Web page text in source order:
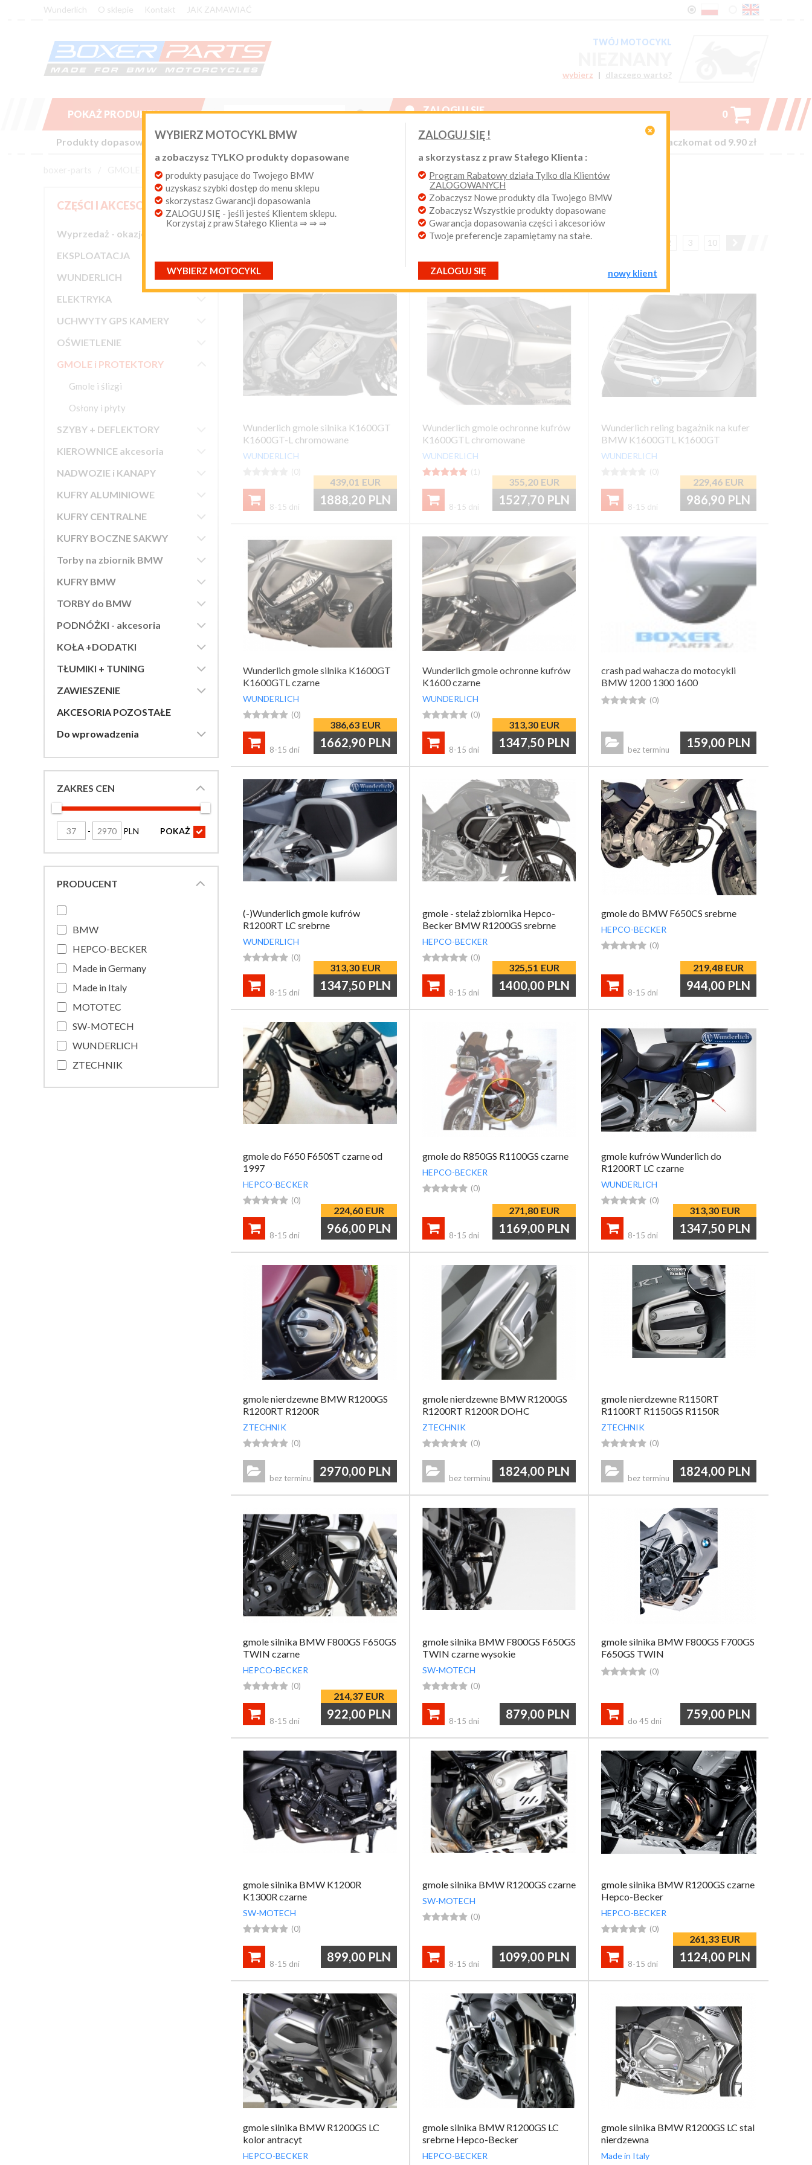
Wunderlich O sklepie Kontakt JAK ZAMAWIAĆ
TWÓJ MOTOCYKL
wybierz | dlaczego warto?

WYBIERZ MOTOCYKL BMW
a zobaczysz TYLKO produkty dopasowane
produkty pasujące do Twojego BMW
uzyskasz szybki dostęp do menu sklepu
skorzystasz Gwarancji dopasowania
ZALOGUJ SIĘ - jeśli jesteś Klientem sklepu.
Korzystaj z praw Stałego Klienta ⇒ ⇒ ⇒
WYBIERZ MOTOCYKL
ZALOGUJ SIĘ !
a skorzystasz z praw Stałego Klienta :
Program Rabatowy działa Tylko dla Klientów
ZALOGOWANYCH
Zobaczysz Nowe produkty dla Twojego BMW
Zobaczysz Wszystkie produkty dopasowane
Gwarancja dopasowania części i akcesoriów
Twoje preferencje zapamiętamy na stałe.
ZALOGUJ SIĘ nowy klient
POKAŻ PRODUKTY  
0
 ZALOGUJ SIĘ
przypomnij mi hasło nowy klient
Produkty dopasowane do Twojego motocykla BMW. Program Rabatowy po pierwszych zakupach. Od 20 lat on-line kurier Inpost i Paczkomat od 9.90 zł
GMOLE i PROTEKTORY
CZĘŚCI I AKCESORIA
Wyprzedaż - okazje cenowe
EKSPLOATACJA

WUNDERLICH
ELEKTRYKA
UCHWYTY GPS KAMERY
OŚWIETLENIE
GMOLE i PROTEKTORY
Gmole i ślizgi
Osłony i płyty
SZYBY + DEFLEKTORY
KIEROWNICE akcesoria
NADWOZIE i KANAPY

KUFRY ALUMINIOWE

KUFRY CENTRALNE

KUFRY BOCZNE SAKWY

Torby na zbiornik BMW

KUFRY BMW

TORBY do BMW

PODNÓŻKI - akcesoria

KOŁA +DODATKI

TŁUMIKI + TUNING

ZAWIESZENIE
AKCESORIA POZOSTAŁE

Do wprowadzenia
ZAKRES CEN
- PLN POKAŻ 
PRODUCENT
BMW
HEPCO-BECKER
Made in Germany
Made in Italy
MOTOTEC
SW-MOTECH
WUNDERLICH
ZTECHNIK
GMOLE I PROTEKTORY
produkty 1 - 48 z 458 2 3 10
Wunderlich gmole silnika K1600GT
K1600GT-L chromowane
WUNDERLICH
(0)
439,01 EUR
1888,20 PLN

8-15 dni
Wunderlich gmole ochronne kufrów
K1600GTL chromowane
WUNDERLICH
 (1)
355,20 EUR
1527,70 PLN

8-15 dni
Wunderlich reling bagażnik na kufer
BMW K1600GTL K1600GT
chromowany
WUNDERLICH
(0)
229,46 EUR
986,90 PLN

8-15 dni
Wunderlich gmole silnika K1600GT
K1600GTL czarne
WUNDERLICH
 (0)
386,63 EUR
1662,90 PLN

8-15 dni
Wunderlich gmole ochronne kufrów
K1600 czarne
WUNDERLICH
 (0)
313,30 EUR
1347,50 PLN

8-15 dni
crash pad wahacza do motocykli
BMW 1200 1300 1600
 (0)
159,00 PLN

bez terminu
(-)Wunderlich gmole kufrów
R1200RT LC srebrne
WUNDERLICH
 (0)
313,30 EUR
1347,50 PLN

8-15 dni
gmole - stelaż zbiornika Hepco-
Becker BMW R1200GS srebrne
HEPCO-BECKER
 (0)
325,51 EUR
1400,00 PLN

8-15 dni
gmole do BMW F650CS srebrne
HEPCO-BECKER
 (0)
219,48 EUR
944,00 PLN

8-15 dni
gmole do F650 F650ST czarne od
1997
HEPCO-BECKER
 (0)
224,60 EUR
966,00 PLN

8-15 dni
gmole do R850GS R1100GS czarne
HEPCO-BECKER
 (0)
271,80 EUR
1169,00 PLN

8-15 dni
gmole kufrów Wunderlich do
R1200RT LC czarne
WUNDERLICH
 (0)
313,30 EUR
1347,50 PLN

8-15 dni
gmole nierdzewne BMW R1200GS
R1200RT R1200R
ZTECHNIK
 (0)
2970,00 PLN

bez terminu
gmole nierdzewne BMW R1200GS
R1200RT R1200R DOHC
ZTECHNIK
 (0)
1824,00 PLN

bez terminu
gmole nierdzewne R1150RT
R1100RT R1150GS R1150R
R1150RS R1100RS
ZTECHNIK
 (0)
1824,00 PLN

bez terminu
gmole silnika BMW F800GS F650GS
TWIN czarne
HEPCO-BECKER
 (0)
214,37 EUR
922,00 PLN

8-15 dni
gmole silnika BMW F800GS F650GS
TWIN czarne wysokie
SW-MOTECH
 (0)
879,00 PLN

8-15 dni
gmole silnika BMW F800GS F700GS
F650GS TWIN
 (0)
759,00 PLN

do 45 dni
gmole silnika BMW K1200R
K1300R czarne
SW-MOTECH
 (0)
899,00 PLN

8-15 dni
gmole silnika BMW R1200GS czarne
SW-MOTECH
 (0)
1099,00 PLN

8-15 dni
gmole silnika BMW R1200GS czarne
Hepco-Becker
HEPCO-BECKER
 (0)
261,33 EUR
1124,00 PLN

8-15 dni
gmole silnika BMW R1200GS LC
kolor antracyt
HEPCO-BECKER
gmole silnika BMW R1200GS LC
srebrne Hepco-Becker
HEPCO-BECKER
gmole silnika BMW R1200GS LC stal
nierdzewna
Made in Italy